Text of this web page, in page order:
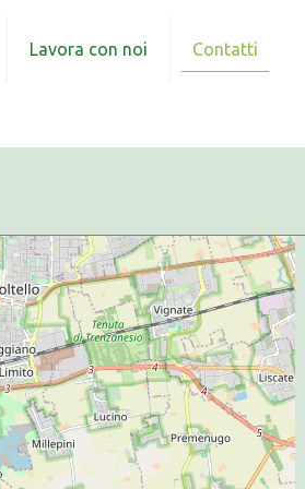
Lavora con noi Contatti